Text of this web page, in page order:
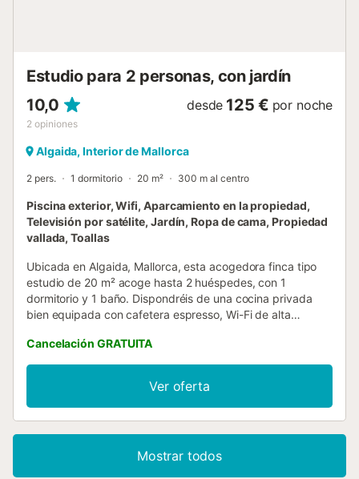
Estudio para 2 personas, con jardín
10,0
2 opiniones
desde 125 € por noche
Algaida, Interior de Mallorca
2 pers. 1 dormitorio 20 m² 300 m al centro
Piscina exterior, Wifi, Aparcamiento en la propiedad,
Televisión por satélite, Jardín, Ropa de cama, Propiedad
vallada, Toallas
Ubicada en Algaida, Mallorca, esta acogedora finca tipo
estudio de 20 m² acoge hasta 2 huéspedes, con 1
dormitorio y 1 baño. Dispondréis de una cocina privada
bien equipada con cafetera espresso, Wi-Fi de alta
calefacción en cada estancia y espacio de trabajo.
También contaréis con trona, cuna, self check-in y vistas a
la montaña. En el exterior podréis disfrutar de jardín
privado, terraza cubierta, terraza descubierta y balcón
rodeados de vegetación mediterránea y árboles frutales.
hermosas vistas a la montaña. Podréis refrescaros en la
ducha exterior y relajaros en las tumbonas de la piscina.
Cancelación GRATUITA
Ver oferta
Mostrar todos